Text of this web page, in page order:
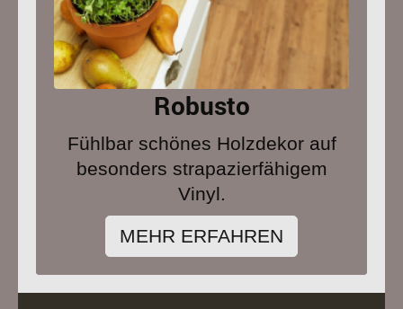
Robusto
Fühlbar schönes Holzdekor auf
besonders strapazierfähigem
Vinyl.
MEHR ERFAHREN